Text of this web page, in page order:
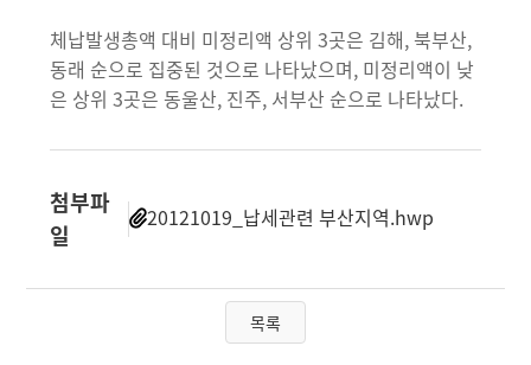
체납발생총액 대비 미정리액 상위 3곳은 김해, 북부산,
동래 순으로 집중된 것으로 나타났으며, 미정리액이 낮
은 상위 3곳은 동울산, 진주, 서부산 순으로 나타났다.
첨부파
일
20121019_납세관련 부산지역.hwp
목록